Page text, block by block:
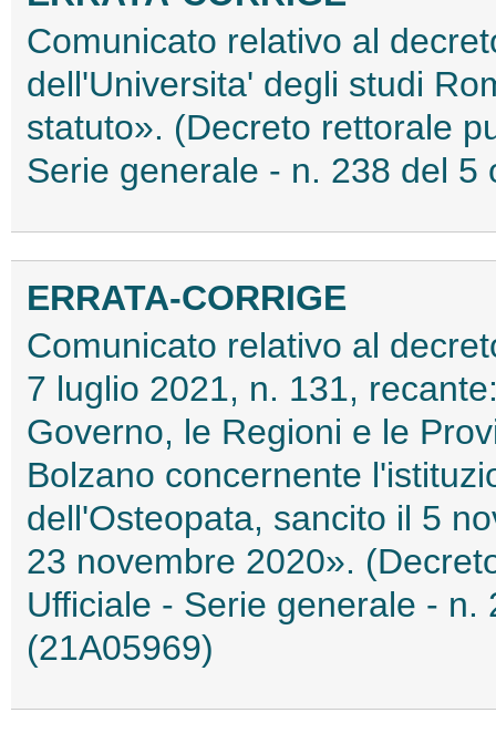
Comunicato relativo al
dell'Universita' degli studi
statuto». (Decreto rettorale
Serie generale - n. 238 del
ERRATA-CORRIGE
Comunicato relativo al
7 luglio 2021, n. 131,
Governo, le Regioni e le
Bolzano concernente
dell'Osteopata, sancito il 5
23 novembre 2020».
Ufficiale - Serie generale -
(21A05969)